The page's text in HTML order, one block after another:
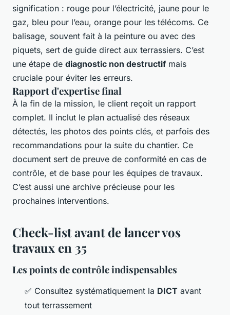
signification : rouge pour l’électricité, jaune pour le
gaz, bleu pour l’eau, orange pour les télécoms. Ce
balisage, souvent fait à la peinture ou avec des
piquets, sert de guide direct aux terrassiers. C’est
une étape de diagnostic non destructif mais
cruciale pour éviter les erreurs.
Rapport d'expertise final
À la fin de la mission, le client reçoit un rapport
complet. Il inclut le plan actualisé des réseaux
détectés, les photos des points clés, et parfois des
recommandations pour la suite du chantier. Ce
document sert de preuve de conformité en cas de
contrôle, et de base pour les équipes de travaux.
C’est aussi une archive précieuse pour les
prochaines interventions.
Check-list avant de lancer vos
travaux en 35
Les points de contrôle indispensables
✅ Consultez systématiquement la DICT avant
tout terrassement